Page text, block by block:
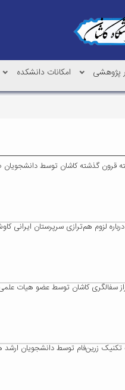
پژوهشی امکانات دانشکده
قرون گذشته کاشان توسط
لزوم هم‌ترازی سرپرستان
سفالگری کاشان توسط عضو هیات علمی
تکنیک زرین‌فام توسط دانشجویان ارشد